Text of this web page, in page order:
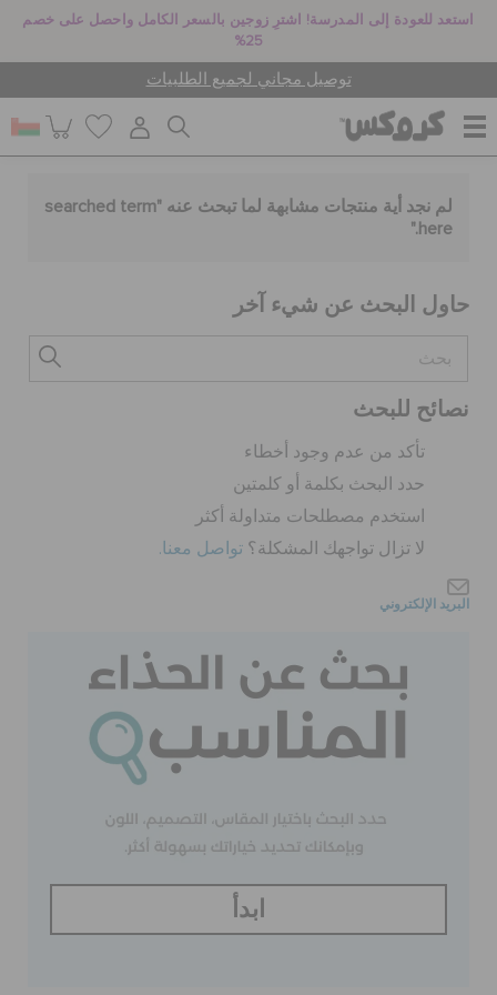
استعد للعودة إلى المدرسة! اشترِ زوجين بالسعر الكامل واحصل على خصم
25%
توصيل مجاني لجميع الطلبيات
للنساء
أطفال
جيبيتز تشارمز
كروكس لمكان العمل
تنزيلات
تسجيل الدخول / اشتراك
قائمة الامنيات
تحديد موقع المتجر
لم نجد أية منتجات مشابهة لما تبحث عنه "searched term
here
."
حاول البحث عن شيء آخر
نصائح للبحث
تأكد من عدم وجود أخطاء
حدد البحث بكلمة أو كلمتين
استخدم مصطلحات متداولة أكثر
لا تزال تواجهك المشكلة؟ تواصل معنا.
البريد الإلكتروني
ابدأ